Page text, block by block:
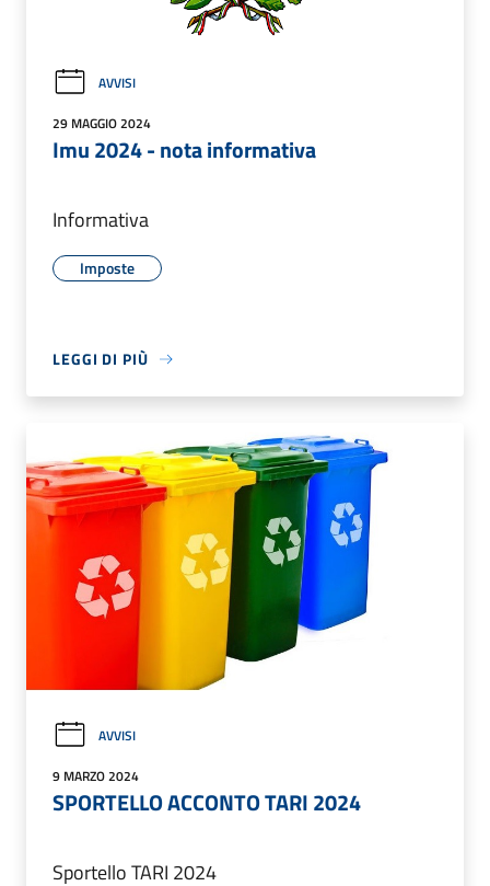
AVVISI
29 MAGGIO 2024
Imu 2024 - nota informativa
Informativa
Imposte
LEGGI DI PIÙ
AVVISI
9 MARZO 2024
SPORTELLO ACCONTO TARI 2024
Sportello TARI 2024